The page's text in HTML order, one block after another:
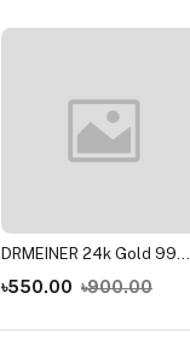
DRMEINER 24k Gold 99%
Soothing Gel (ORIGINAL)
৳550.00 ৳900.00